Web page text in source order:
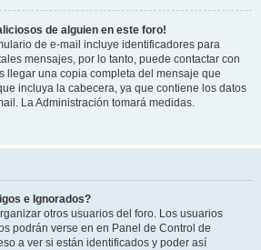
de alguien en este foro!
de e-mail incluye identificadores para
mensajes, por lo tanto, puede contactar con
llegar una copia completa del mensaje que
incluya la cabecera, ya que contiene los datos
La Administración tomará medidas.
e Ignorados?
otros usuarios del foro. Los usuarios
podrán verse en en Panel de Control de
a ver si están identificados y poder así